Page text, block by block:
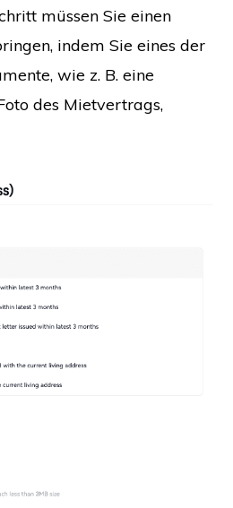
müssen Sie einen
indem Sie eines der
wie z. B. eine
des Mietvertrags,